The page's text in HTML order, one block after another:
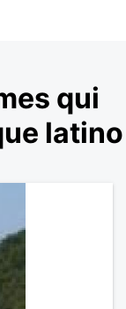
qui
latino